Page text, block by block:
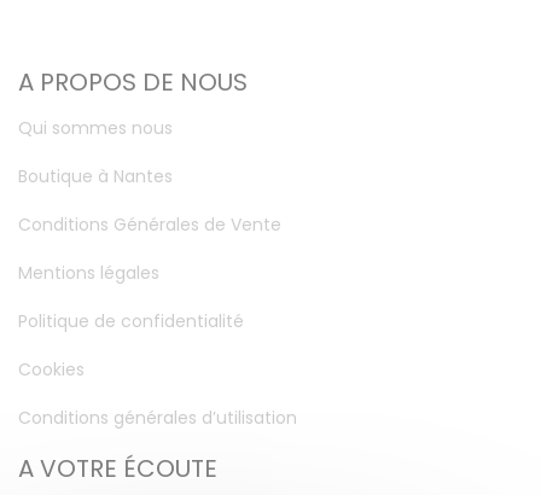
A PROPOS DE NOUS
Qui sommes nous
Boutique à Nantes
Conditions Générales de Vente
Mentions légales
Politique de confidentialité
Cookies
Conditions générales d’utilisation
A VOTRE ÉCOUTE